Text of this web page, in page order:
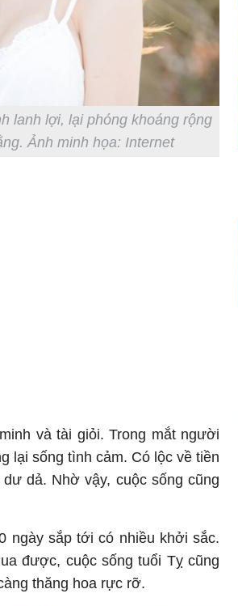
lanh lợi, lại phóng khoáng rộng
Ảnh minh họa: Internet
và tài giỏi. Trong mắt người
lại sống tình cảm. Có lộc về tiền
dả. Nhờ vậy, cuộc sống cũng
ngày sắp tới có nhiều khởi sắc.
được, cuộc sống tuổi Tỵ cũng
thăng hoa rực rỡ.